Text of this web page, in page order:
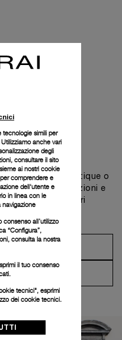
delle nostre boutique o
scoprire le collezioni e
servizi dei nostri
tecnologie simili per
anche vari
degli
consultare il sito
ai nostri cookie
comprendere e
dell'utente e
in linea con le
navigazione
all’utilizzo
“Configura”,
consulta la nostra
il tuo consenso
tecnici", esprimi
dei cookie tecnici.